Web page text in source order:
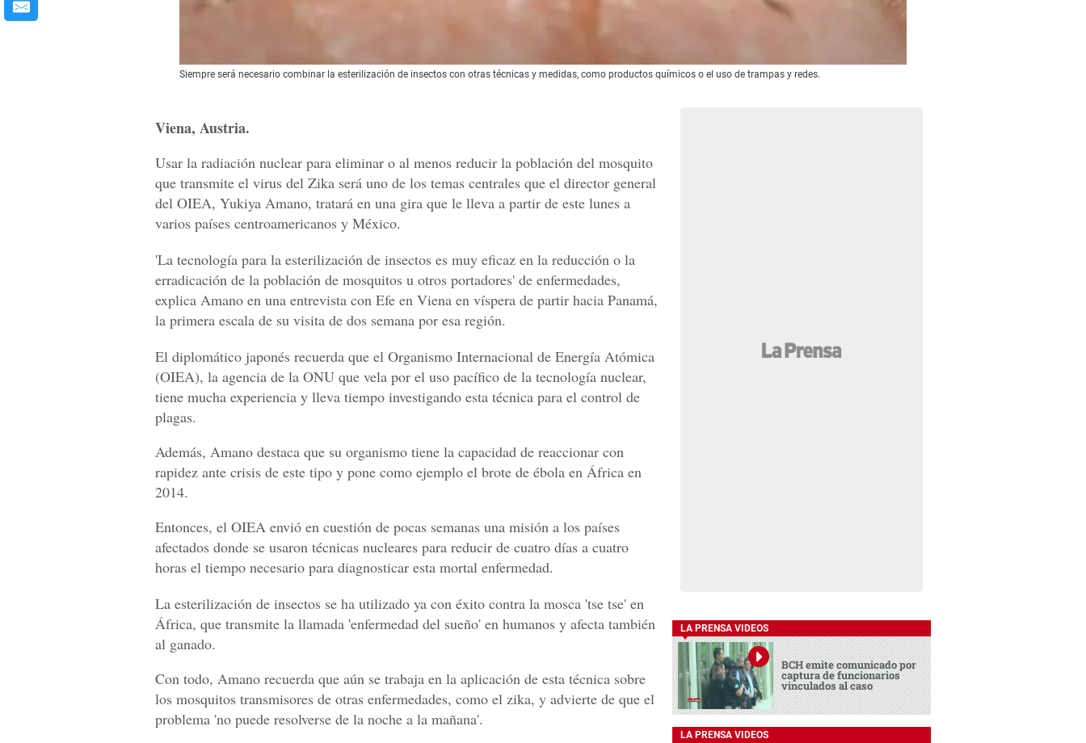
Siempre será necesario combinar la esterilización de insectos con otras técnicas y medidas, como productos químicos o el uso de trampas y redes.
Viena, Austria.
Usar la radiación nuclear para eliminar o al menos reducir la población del mosquito
que transmite el virus del Zika será uno de los temas centrales que el director general
del OIEA, Yukiya Amano, tratará en una gira que le lleva a partir de este lunes a
varios países centroamericanos y México.
'La tecnología para la esterilización de insectos es muy eficaz en la reducción o la
erradicación de la población de mosquitos u otros portadores' de enfermedades,
explica Amano en una entrevista con Efe en Viena en víspera de partir hacia Panamá,
la primera escala de su visita de dos semana por esa región.
El diplomático japonés recuerda que el Organismo Internacional de Energía Atómica
(OIEA), la agencia de la ONU que vela por el uso pacífico de la tecnología nuclear,
tiene mucha experiencia y lleva tiempo investigando esta técnica para el control de
plagas.
Además, Amano destaca que su organismo tiene la capacidad de reaccionar con
rapidez ante crisis de este tipo y pone como ejemplo el brote de ébola en África en
2014.
Entonces, el OIEA envió en cuestión de pocas semanas una misión a los países
afectados donde se usaron técnicas nucleares para reducir de cuatro días a cuatro
horas el tiempo necesario para diagnosticar esta mortal enfermedad.
La esterilización de insectos se ha utilizado ya con éxito contra la mosca 'tse tse' en
África, que transmite la llamada 'enfermedad del sueño' en humanos y afecta también
al ganado.
Con todo, Amano recuerda que aún se trabaja en la aplicación de esta técnica sobre
los mosquitos transmisores de otras enfermedades, como el zika, y advierte de que el
problema 'no puede resolverse de la noche a la mañana'.
LA PRENSA VIDEOS
BCH emite comunicado por
captura de funcionarios
vinculados al caso
LA PRENSA VIDEOS